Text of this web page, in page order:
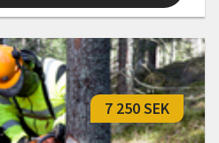
7 250 SEK